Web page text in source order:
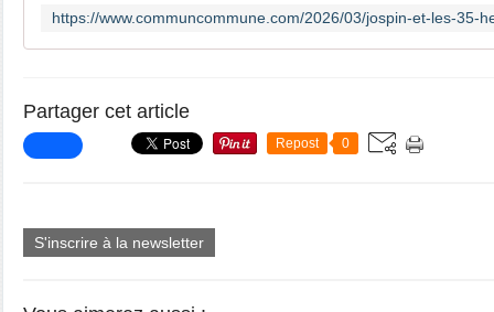
Partager cet article
Repost 0
S'inscrire à la newsletter